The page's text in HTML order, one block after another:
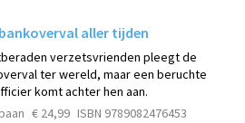
aller tijden
verzetsvrienden pleegt de
ter wereld, maar een beruchte
komt achter hen aan.
€ 24,99 ISBN 9789082476453